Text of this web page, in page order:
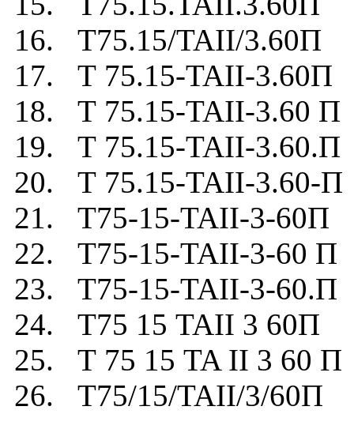
16. Т75.15/TAII/3.60П
17. Т 75.15-TAII-3.60П
18. Т 75.15-TAII-3.60 П
19. Т 75.15-TAII-3.60.П
20. Т 75.15-TAII-3.60-П
21. Т75-15-TAII-3-60П
22. Т75-15-TAII-3-60 П
23. Т75-15-TAII-3-60.П
24. Т75 15 TAII 3 60П
25. Т 75 15 TA II 3 60 П
26. Т75/15/TAII/3/60П